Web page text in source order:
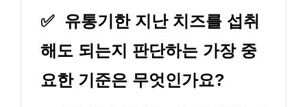
✅ 유통기한 지난 치즈를 섭취
해도 되는지 판단하는 가장 중
요한 기준은 무엇인가요?